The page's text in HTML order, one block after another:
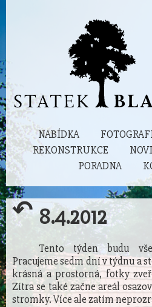
NABÍDKA
REKONSTRUKCE
PORADNA
↶ 8.4.2012
Tento týden budu
Pracujeme sedm dní v týdnu a
krásná a prostorná, fotky
Zítra se také začne areál
stromky. Více ale zatím